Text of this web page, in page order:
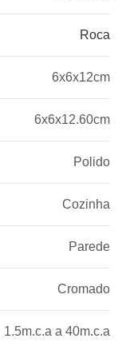
Roca
6x6x12cm
6x6x12.60cm
Polido
Cozinha
Parede
Cromado
1.5m.c.a a 40m.c.a